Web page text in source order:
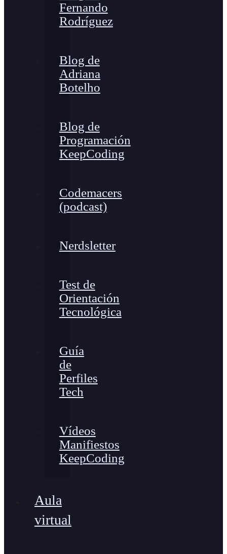
Fernando
Rodríguez
Blog de
Adriana
Botelho
Blog de
Programación
KeepCoding
Codemacers
(podcast)
Nerdsletter
Test de
Orientación
Tecnológica
Guía
de
Perfiles
Tech
Vídeos
Manifiestos
KeepCoding
Aula
virtual